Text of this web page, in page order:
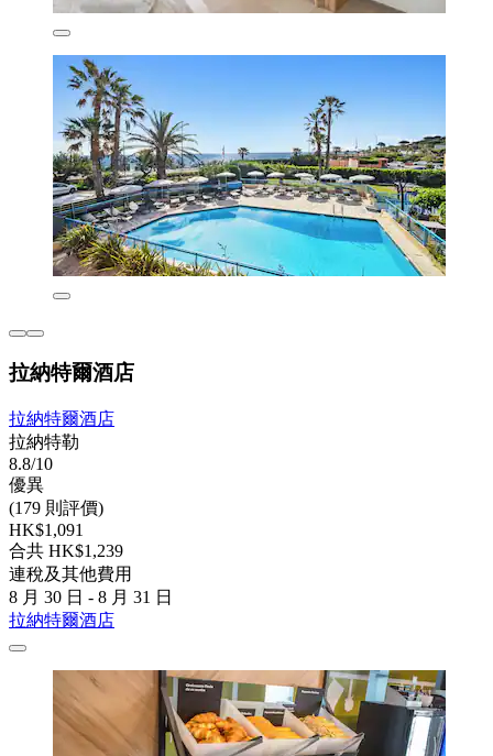
拉納特爾酒店
拉納特爾酒店
拉納特勒
8.8/10
優異
(179 則評價)
HK$1,091
合共 HK$1,239
連稅及其他費用
8 月 30 日 - 8 月 31 日
拉納特爾酒店